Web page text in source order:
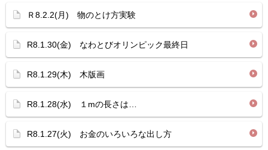
Ｒ8.2.2(月) 物のとけ方実験
R8.1.30(金) なわとびオリンピック最終日
R8.1.29(木) 木版画
R8.1.28(水) １mの長さは…
R8.1.27(火) お金のいろいろな出し方